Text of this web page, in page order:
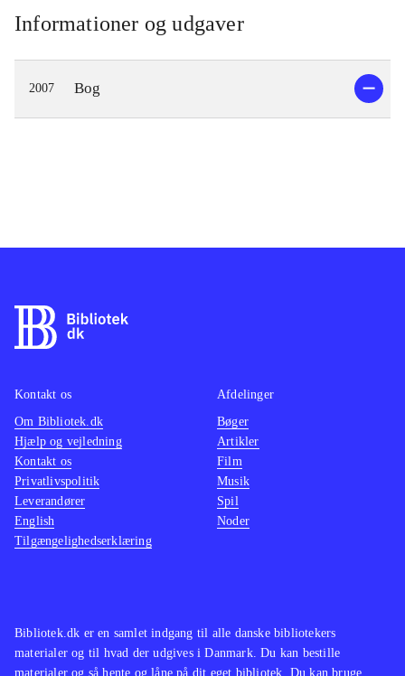
Informationer og udgaver
2007 Bog
Bibliotek.dk er en samlet indgang til alle danske bibliotekers
materialer og til hvad der udgives i Danmark. Du kan bestille
materialer og så hente og låne på dit eget bibliotek. Du kan bruge
Kontakt os
Om Bibliotek.dk
Hjælp og vejledning
Kontakt os
Privatlivspolitik
Leverandører
English
Tilgængelighedserklæring
Afdelinger
Bøger
Artikler
Film
Musik
Spil
Noder